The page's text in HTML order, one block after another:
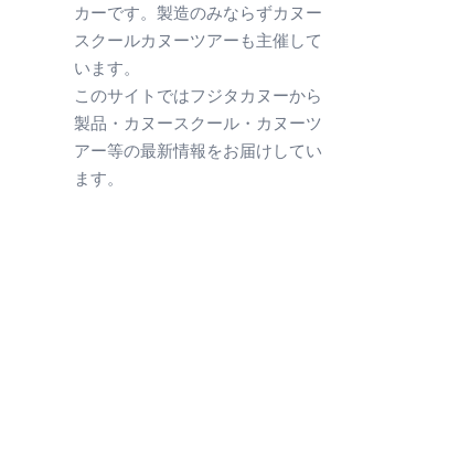
カーです。製造のみならずカヌー
スクールカヌーツアーも主催して
います。
このサイトではフジタカヌーから
製品・カヌースクール・カヌーツ
アー等の最新情報をお届けしてい
ます。